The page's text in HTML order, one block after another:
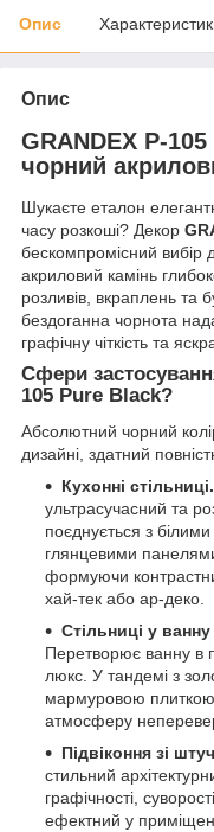
Опис
Опис
GRANDEX P-
чорний
Шукаєте еталон
часу розкоші? Декор
бескомпромісний вибір
акриловий камінь
розливів, вкраплень та
бездоганна чорнота
графічну чіткість та
Сфери
105 Pure Black?
Абсолютний чорний
дизайні, здатний
Кухонні стільниці.
ультрасучасний та
поєднується з
глянцевими
формуючи
хай-тек або ар-деко.
Стільниці у
Перетворює ванну в
люкс. У тандемі з
мармуровою плиткою
атмосферу
Підвіконня зі
стильний
графічності,
ефектний у